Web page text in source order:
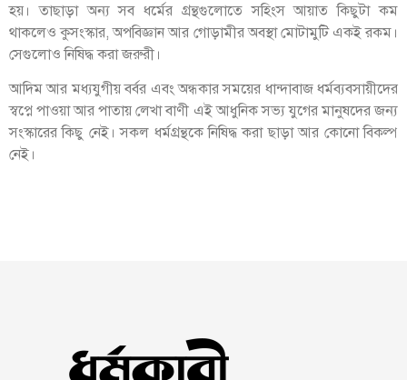
হয়। তাছাড়া অন্য সব ধর্মের গ্রন্থগুলোতে সহিংস আয়াত কিছুটা কম
থাকলেও কুসংস্কার, অপবিজ্ঞান আর গোড়ামীর অবস্থা মোটামুটি একই রকম।
সেগুলোও নিষিদ্ধ করা জরুরী।
আদিম আর মধ্যযুগীয় বর্বর এবং অন্ধকার সময়ের ধান্দাবাজ ধর্মব্যবসায়ীদের
স্বপ্নে পাওয়া আর পাতায় লেখা বাণী এই আধুনিক সভ্য যুগের মানুষদের জন্য
সংস্কারের কিছু নেই। সকল ধর্মগ্রন্থকে নিষিদ্ধ করা ছাড়া আর কোনো বিকল্প
নেই।